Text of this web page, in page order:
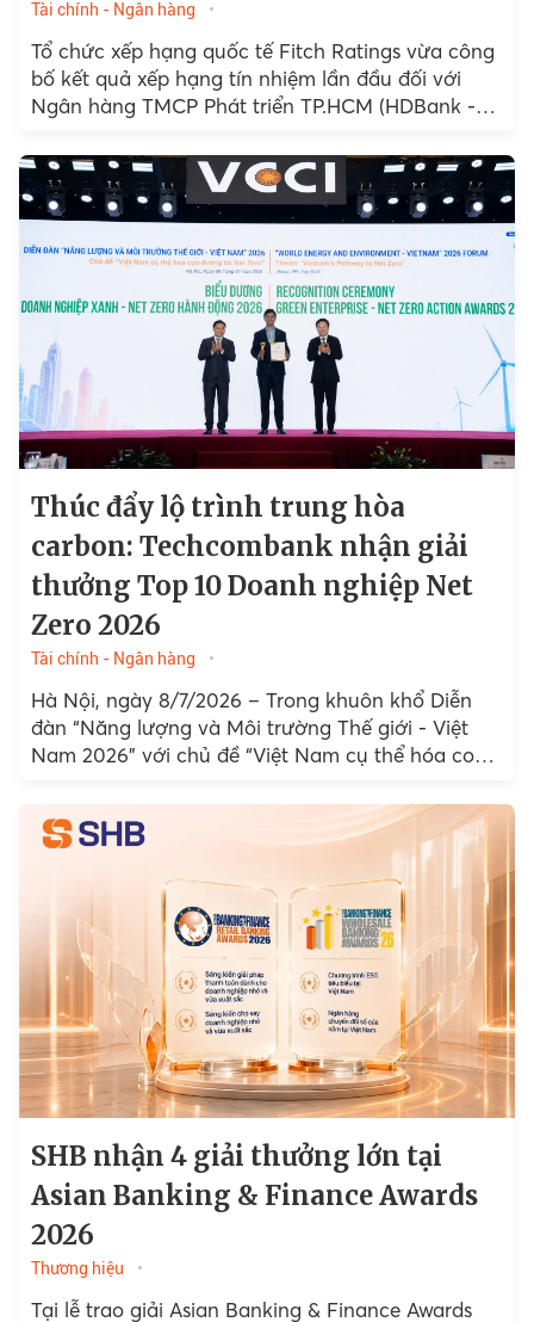
Tài chính - Ngân hàng
Tổ chức xếp hạng quốc tế Fitch Ratings vừa công
bố kết quả xếp hạng tín nhiệm lần đầu đối với
Ngân hàng TMCP Phát triển TP.HCM (HDBank -
Thúc đẩy lộ trình trung hòa
carbon: Techcombank nhận giải
thưởng Top 10 Doanh nghiệp Net
Zero 2026
Tài chính - Ngân hàng
Hà Nội, ngày 8/7/2026 – Trong khuôn khổ Diễn
đàn “Năng lượng và Môi trường Thế giới - Việt
Nam 2026” với chủ đề “Việt Nam cụ thể hóa con
SHB nhận 4 giải thưởng lớn tại
Asian Banking & Finance Awards
2026
Thương hiệu
Tại lễ trao giải Asian Banking & Finance Awards